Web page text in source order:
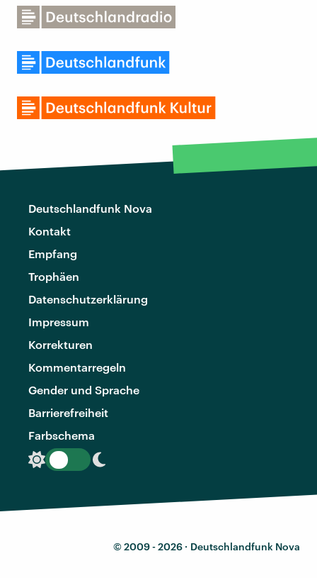
Deutschlandfunk Nova
Kontakt
Empfang
Trophäen
Datenschutzerklärung
Impressum
Korrekturen
Kommentarregeln
Gender und Sprache
Barrierefreiheit
Farbschema
© 2009 - 2026 · Deutschlandfunk Nova